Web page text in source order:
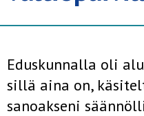
Eduskunnalla oli
sillä aina on,
sanoakseni